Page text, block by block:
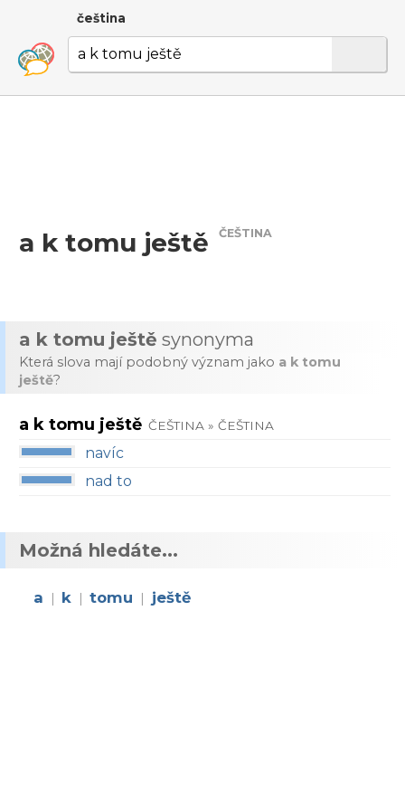
čeština
a k tomu ještě ČEŠTINA
a k tomu ještě synonyma
Která slova mají podobný význam jako a k tomu
ještě?
a k tomu ještě ČEŠTINA » ČEŠTINA
navíc
nad to
Možná hledáte...
a | k | tomu | ještě